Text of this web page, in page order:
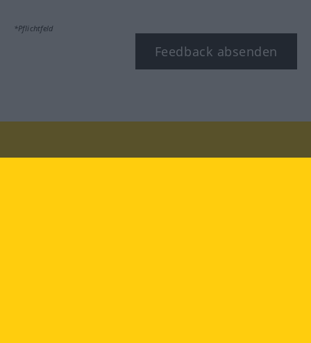
*Pflichtfeld
Feedback absenden